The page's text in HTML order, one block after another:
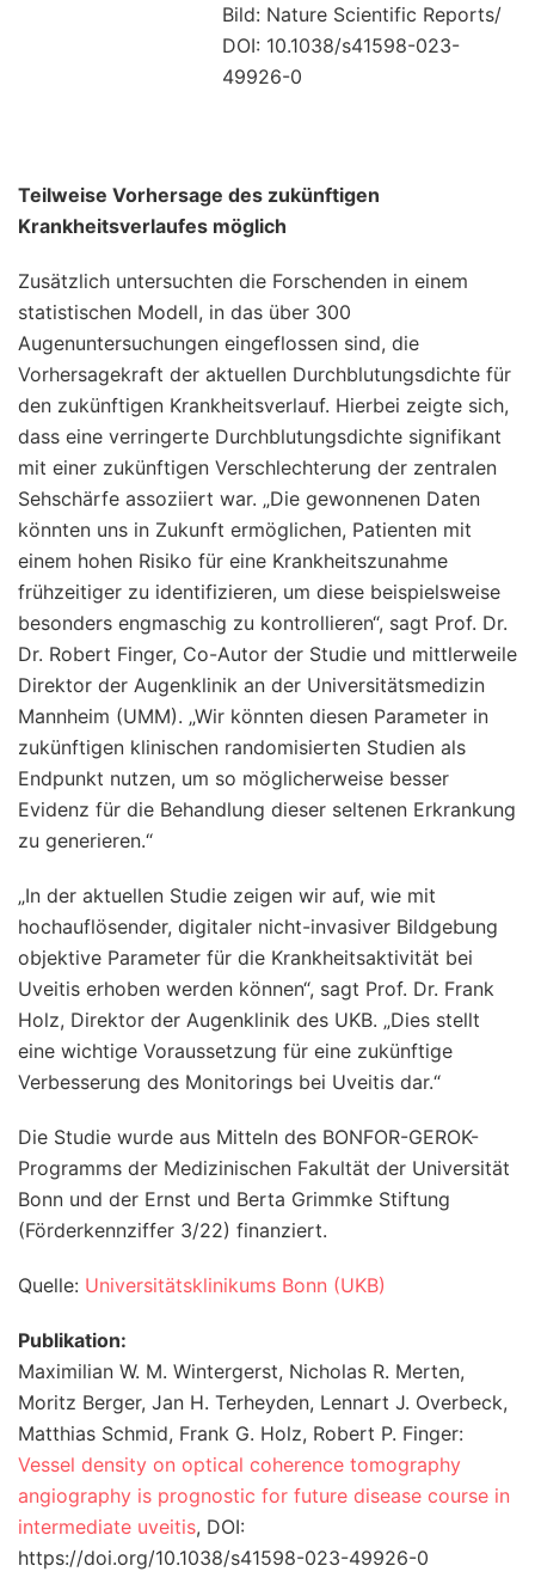
Bild: Nature Scientific Reports/
DOI: 10.1038/s41598-023-
49926-0
Teilweise Vorhersage des zukünftigen
Krankheitsverlaufes möglich
Zusätzlich untersuchten die Forschenden in einem
statistischen Modell, in das über 300
Augenuntersuchungen eingeflossen sind, die
Vorhersagekraft der aktuellen Durchblutungsdichte für
den zukünftigen Krankheitsverlauf. Hierbei zeigte sich,
dass eine verringerte Durchblutungsdichte signifikant
mit einer zukünftigen Verschlechterung der zentralen
Sehschärfe assoziiert war. „Die gewonnenen Daten
könnten uns in Zukunft ermöglichen, Patienten mit
einem hohen Risiko für eine Krankheitszunahme
frühzeitiger zu identifizieren, um diese beispielsweise
besonders engmaschig zu kontrollieren“, sagt Prof. Dr.
Dr. Robert Finger, Co-Autor der Studie und mittlerweile
Direktor der Augenklinik an der Universitätsmedizin
Mannheim (UMM). „Wir könnten diesen Parameter in
zukünftigen klinischen randomisierten Studien als
Endpunkt nutzen, um so möglicherweise besser
Evidenz für die Behandlung dieser seltenen Erkrankung
zu generieren.“
„In der aktuellen Studie zeigen wir auf, wie mit
hochauflösender, digitaler nicht-invasiver Bildgebung
objektive Parameter für die Krankheitsaktivität bei
Uveitis erhoben werden können“, sagt Prof. Dr. Frank
Holz, Direktor der Augenklinik des UKB. „Dies stellt
eine wichtige Voraussetzung für eine zukünftige
Verbesserung des Monitorings bei Uveitis dar.“
Die Studie wurde aus Mitteln des BONFOR-GEROK-
Programms der Medizinischen Fakultät der Universität
Bonn und der Ernst und Berta Grimmke Stiftung
(Förderkennziffer 3/22) finanziert.
Quelle: Universitätsklinikums Bonn (UKB)
Publikation:
Maximilian W. M. Wintergerst, Nicholas R. Merten,
Moritz Berger, Jan H. Terheyden, Lennart J. Overbeck,
Matthias Schmid, Frank G. Holz, Robert P. Finger:
Vessel density on optical coherence tomography
angiography is prognostic for future disease course in
intermediate uveitis, DOI:
https://doi.org/10.1038/s41598-023-49926-0